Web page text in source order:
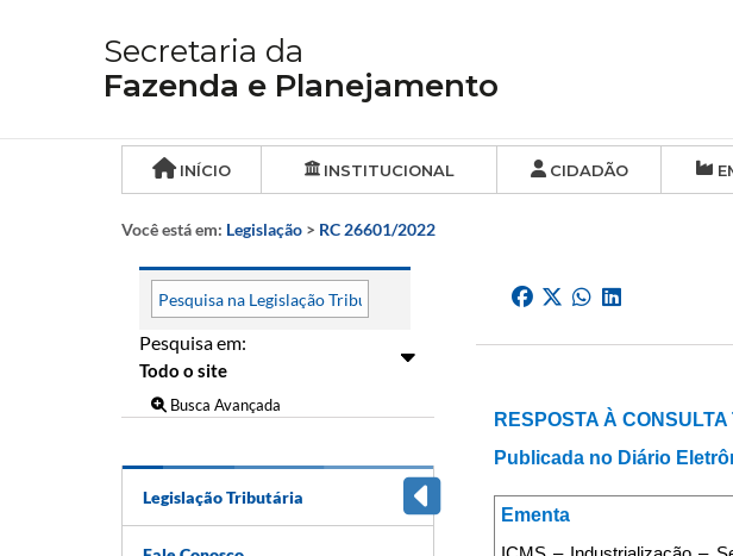
Secretaria da
Fazenda e Planejamento
INÍCIO INSTITUCIONAL CIDADÃO
Você está em: Legislação > RC 26601/2022
Pesquisa em:
Busca Avançada
Legislação Tributária
RESPOSTA À
Publicada no Diário
Ementa